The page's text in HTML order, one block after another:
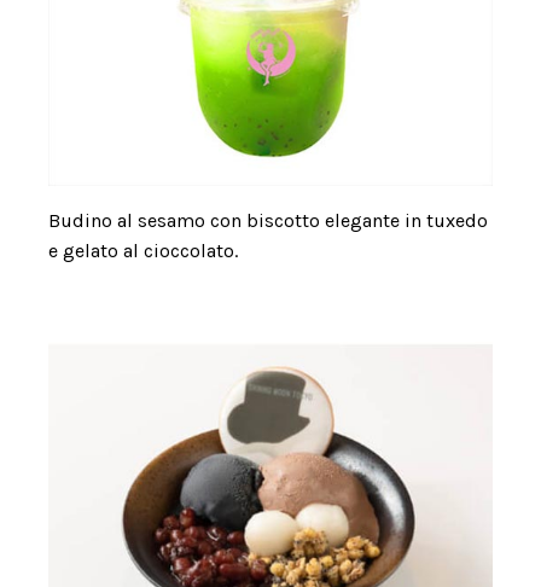
Budino al sesamo con biscotto elegante in tuxedo
e gelato al cioccolato.